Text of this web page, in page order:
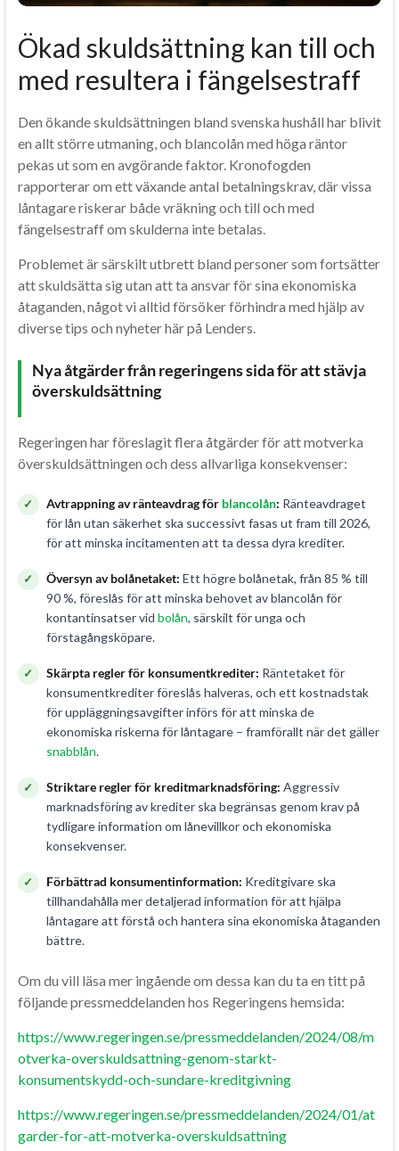
Ökad skuldsättning kan till och
med resultera i fängelsestraff
Den ökande skuldsättningen bland svenska hushåll har blivit
en allt större utmaning, och blancolån med höga räntor
pekas ut som en avgörande faktor. Kronofogden
rapporterar om ett växande antal betalningskrav, där vissa
låntagare riskerar både vräkning och till och med
fängelsestraff om skulderna inte betalas.
Problemet är särskilt utbrett bland personer som fortsätter
att skuldsätta sig utan att ta ansvar för sina ekonomiska
åtaganden, något vi alltid försöker förhindra med hjälp av
diverse tips och nyheter här på Lenders.
Nya åtgärder från regeringens sida för att stävja
överskuldsättning
Regeringen har föreslagit flera åtgärder för att motverka
överskuldsättningen och dess allvarliga konsekvenser:
Avtrappning av ränteavdrag för blancolån: Ränteavdraget
för lån utan säkerhet ska successivt fasas ut fram till 2026,
för att minska incitamenten att ta dessa dyra krediter.
Översyn av bolånetaket: Ett högre bolånetak, från 85 % till
90 %, föreslås för att minska behovet av blancolån för
kontantinsatser vid bolån, särskilt för unga och
förstagångsköpare.
Skärpta regler för konsumentkrediter: Räntetaket för
konsumentkrediter föreslås halveras, och ett kostnadstak
för uppläggningsavgifter införs för att minska de
ekonomiska riskerna för låntagare – framförallt när det gäller
snabblån.
Striktare regler för kreditmarknadsföring: Aggressiv
marknadsföring av krediter ska begränsas genom krav på
tydligare information om lånevillkor och ekonomiska
konsekvenser.
Förbättrad konsumentinformation: Kreditgivare ska
tillhandahålla mer detaljerad information för att hjälpa
låntagare att förstå och hantera sina ekonomiska åtaganden
bättre.
Om du vill läsa mer ingående om dessa kan du ta en titt på
följande pressmeddelanden hos Regeringens hemsida:
https://www.regeringen.se/pressmeddelanden/2024/08/m
otverka-overskuldsattning-genom-starkt-
konsumentskydd-och-sundare-kreditgivning
https://www.regeringen.se/pressmeddelanden/2024/01/at
garder-for-att-motverka-overskuldsattning